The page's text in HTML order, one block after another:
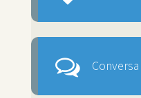
Conversa